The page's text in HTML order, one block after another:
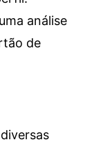
análise
de